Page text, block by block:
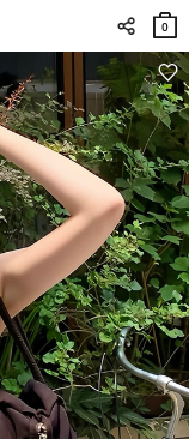
장바
구니
0